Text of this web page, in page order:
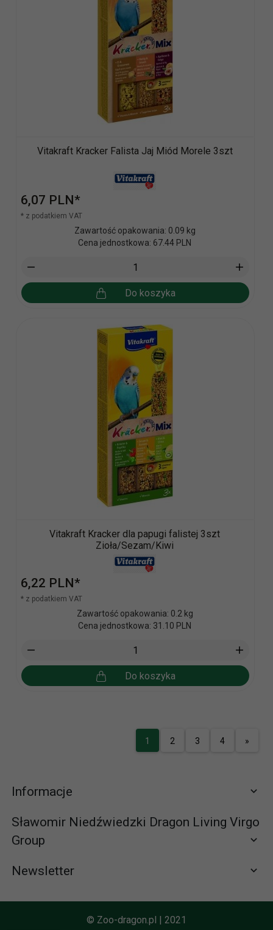
Vitakraft Kracker Falista Jaj Miód Morele 3szt
6,07 PLN*
* z podatkiem VAT
Zawartość opakowania: 0.09 kg
Cena jednostkowa: 67.44 PLN
Do koszyka
Vitakraft Kracker dla papugi falistej 3szt
Zioła/Sezam/Kiwi
6,22 PLN*
* z podatkiem VAT
Zawartość opakowania: 0.2 kg
Cena jednostkowa: 31.10 PLN
Do koszyka
1 2 3 4 »
Informacje
Sławomir Niedźwiedzki Dragon Living Virgo
Group
665065310 (58) 672-65-61
zamowienia@zoo-dragon.pl
Newsletter
© Zoo-dragon.pl | 2021